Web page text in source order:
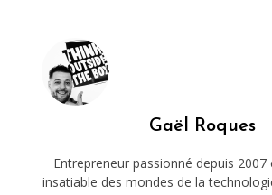
Gaël Roques
Entrepreneur passionné depuis
insatiable des mondes de la